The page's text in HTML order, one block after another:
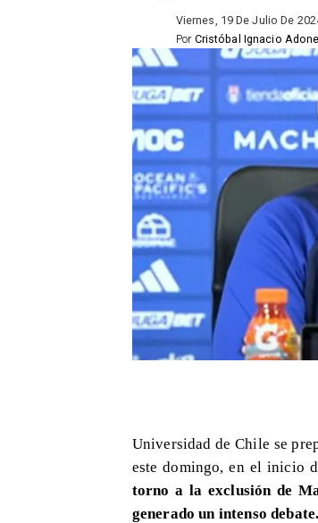
Viernes, 19 De Julio De
Cristóbal Ignacio
Por
Universidad de Chile se
este domingo, en el inicio
torno a la exclusión de
generado un intenso debate.